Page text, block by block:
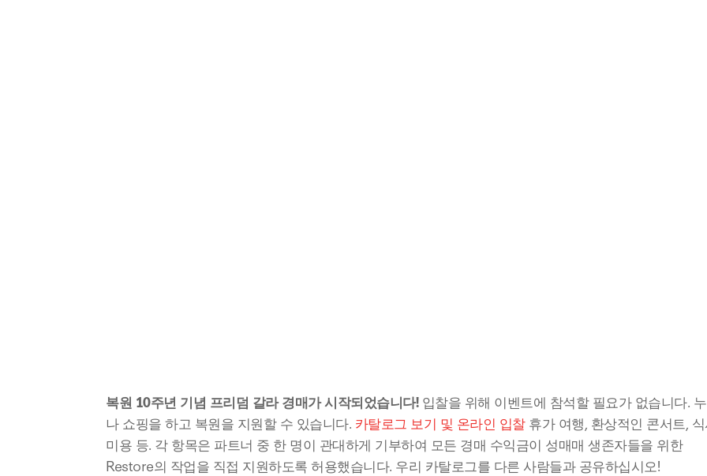
복원 10주년 기념 프리덤 갈라 경매가 시작되었습니다! 입찰을 위해 이벤트에 참석할 필요가 없습니다.
나 쇼핑을 하고 복원을 지원할 수 있습니다. 카탈로그 보기 및 온라인 입찰 휴가 여행, 환상적인 콘서트,
미용 등. 각 항목은 파트너 중 한 명이 관대하게 기부하여 모든 경매 수익금이 성매매 생존자들을 위한
Restore의 작업을 직접 지원하도록 허용했습니다. 우리 카탈로그를 다른 사람들과 공유하십시오!